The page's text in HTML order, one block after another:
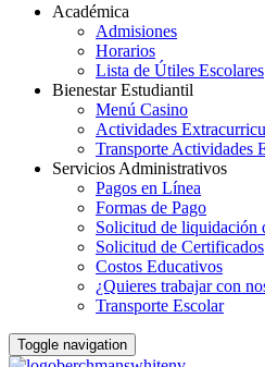
Académica
Admisiones
Horarios
Lista de Útiles Escolares
Bienestar Estudiantil
Menú Casino
Actividades
Transporte Actividades
Servicios Administrativos
Pagos en Línea
Formas de Pago
Solicitud de liquidación
Solicitud de Certificados
Costos Educativos
¿Quieres trabajar con
Transporte Escolar
Toggle navigation